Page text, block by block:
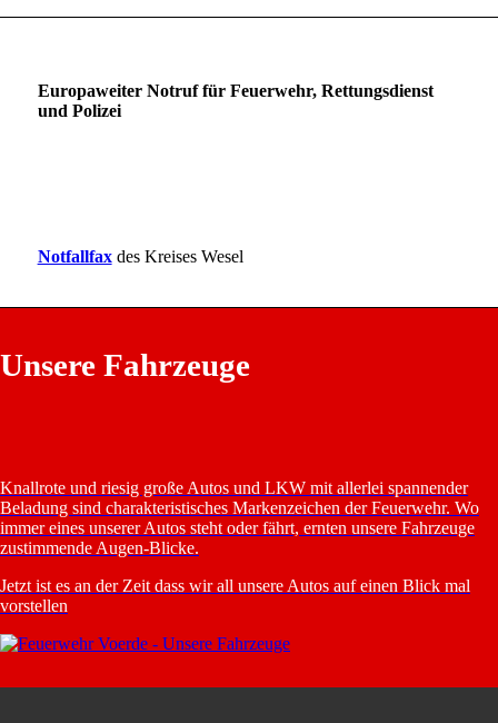
Europaweiter Notruf für Feuerwehr, Rettungsdienst
und Polizei
Notfallfax des Kreises Wesel
Unsere Fahrzeuge
Knallrote und riesig große Autos und LKW mit allerlei spannender
Beladung sind charakteristisches Markenzeichen der Feuerwehr. Wo
immer eines unserer Autos steht oder fährt, ernten unsere Fahrzeuge
zustimmende Augen-Blicke.
Jetzt ist es an der Zeit dass wir all unsere Autos auf einen Blick mal
vorstellen